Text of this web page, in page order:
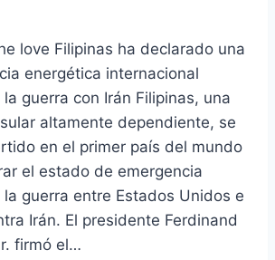
love Filipinas ha declarado una
energética internacional
guerra con Irán Filipinas, una
altamente dependiente, se
en el primer país del mundo
el estado de emergencia
guerra entre Estados Unidos e
Irán. El presidente Ferdinand
firmó el…